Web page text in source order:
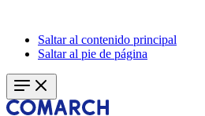
Saltar al contenido principal
Saltar al pie de página